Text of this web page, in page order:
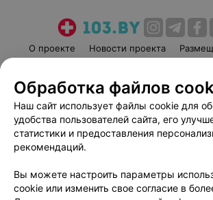
О проекте Новости проекта
Пользовательское соглашение
Вакансии
Партнеры
Написать руководителю
Обработка персональных
Обработка файлов
Наш сайт использует файлы cookie для
удобства пользователей сайта, его
статистики и предоставления
рекомендаций.
Вы можете настроить параметры
cookie или изменить свое согласие в